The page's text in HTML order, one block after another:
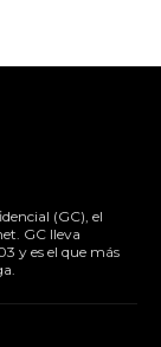
(GC), el
GC lleva
y es el que más